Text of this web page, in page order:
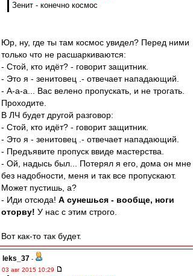
Зенит - конечно космос
Юр, ну, где ты там космос увидел? Перед ними
только что не расшаркиваются:
- Стой, кто идёт? - говорит защитник.
- Это я - зенитовец .- отвечает нападающий.
- А-а-а... Вас велено пропускать, и не трогать.
Проходите.
В ЛЧ будет другой разговор:
- Стой, кто идёт? - говорит защитник.
- Это я - зенитовец .- отвечает нападающий.
- Предъявите пропуск ввиде мастерства.
- Ой, надысь был... Потерял я его, дома он мне
без надобности, меня и так все пропускают.
Может пустишь, а?
- Иди отсюда! А сунешься - вообще, ноги
оторву! У нас с этим строго.
Вот как-то так будет.
leks_37 -
03 авг 2015 10:29